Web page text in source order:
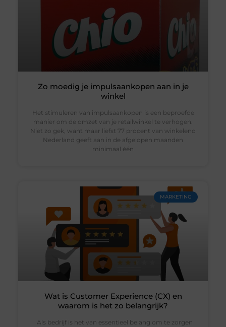
Zo moedig je impulsaankopen aan in je
winkel
Het stimuleren van impulsaankopen is een beproefde
manier om de omzet van je retailwinkel te verhogen.
Niet zo gek, want maar liefst 77 procent van winkelend
Nederland geeft aan in de afgelopen maanden
minimaal één
MARKETING
Wat is Customer Experience (CX) en
waarom is het zo belangrijk?
Als bedrijf is het van essentieel belang om te zorgen